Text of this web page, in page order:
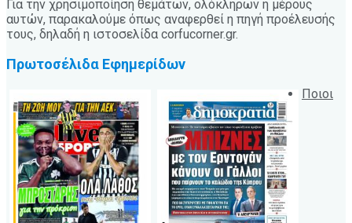
Για την χρησιμοποίηση θεμάτων, ολόκληρων ή μέρους
αυτών, παρακαλούμε όπως αναφερθεί η πηγή προέλευσής
τους, δηλαδή η ιστοσελίδα corfucorner.gr.
Πρωτοσέλιδα Εφημερίδων
Ποιοι